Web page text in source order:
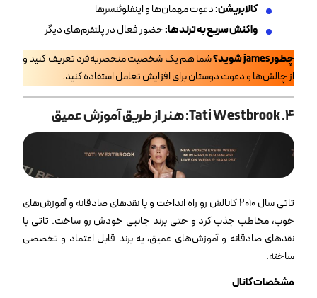
کالابریشن:دعوت مهمان‌ها و اینفلوئنسرها
واکنش سریع به ترندها:حضور فعال در پلتفرم‌های دیگر
چطور james شوید؟
شما هم یک شخصیت منحصربه‌فرد تعریف کنید و
از چالش‌ها و دعوت دوستان برای افزایش تعامل استفاده کنید.
۴. Tati Westbrook: هنر از طریق آموزش عمیق
تاتی سال ۲۰۱۰ کانالش رو راه انداخت و با نقدهای صادقانه و آموزش‌های
خوب، مخاطب جذب کرد و حتی برند جانبی خودش رو ساخت. تاتی با
نقدهای صادقانه و آموزش‌های عمیق، یه برند قابل اعتماد و تخصصی
ساخته.
مشخصات کانال